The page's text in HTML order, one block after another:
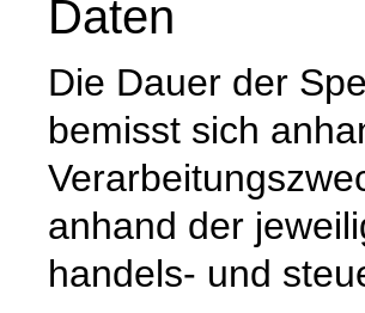
Daten
Die Dauer der
bemisst sich
anhand der
handels- und